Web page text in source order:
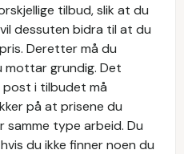
tilbud, slik at du
dessuten bidra til at du
Deretter må du
mottar grundig. Det
i tilbudet må
på at prisene du
samme type arbeid. Du
du ikke finner noen du